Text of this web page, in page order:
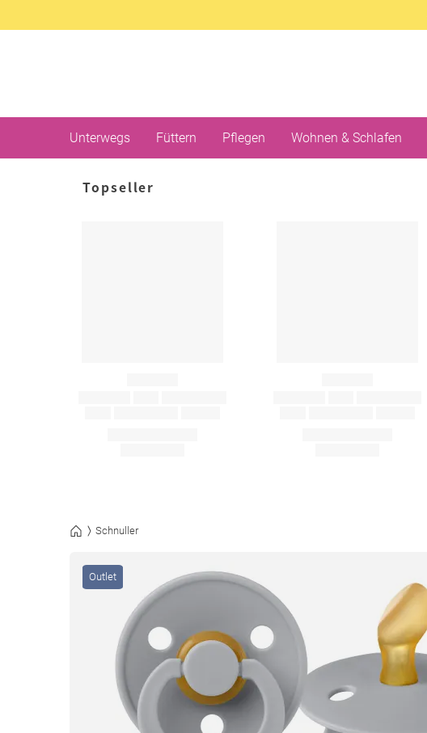
Unterwegs Füttern Pflegen Wohnen & Schlafen
Topseller
Schnuller
Outlet